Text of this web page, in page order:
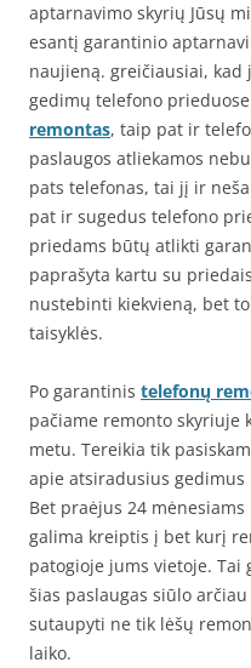
aptarnavimo skyrių Jūsų
esantį garantinio
naujieną. greičiausiai, kad
gedimų telefono
remontas, taip pat ir
paslaugos atliekamos
pats telefonas, tai jį ir
pat ir sugedus telefono
priedams būtų atlikti
paprašyta kartu su
nustebinti kiekvieną, bet
taisyklės.
Po garantinis telefonų
pačiame remonto
metu. Tereikia tik
apie atsiradusius
Bet praėjus 24
galima kreiptis į bet kurį
patogioje jums vietoje.
šias paslaugas siūlo
sutaupyti ne tik lėšų
laiko.